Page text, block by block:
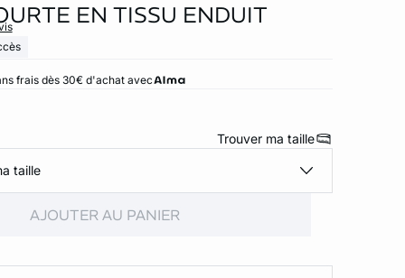
EN TISSU ENDUIT
frais dès 30€ d'achat avec
Trouver ma taille
taille
AJOUTER AU PANIER